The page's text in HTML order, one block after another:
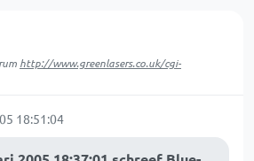
http://www.greenlasers.co.uk/cgi-
18:51:04